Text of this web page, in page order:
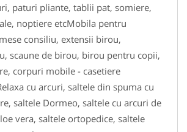
paturi pliante, tablii pat, somiere,
noptiere etcMobila pentru
consiliu, extensii birou,
scaune de birou, birou pentru copii,
corpuri mobile - casetiere
cu arcuri, saltele din spuma cu
saltele Dormeo, saltele cu arcuri de
vera, saltele ortopedice, saltele